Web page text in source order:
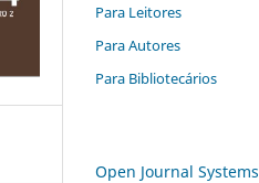
Para Leitores
Para Autores
Para Bibliotecários
Open Journal Systems